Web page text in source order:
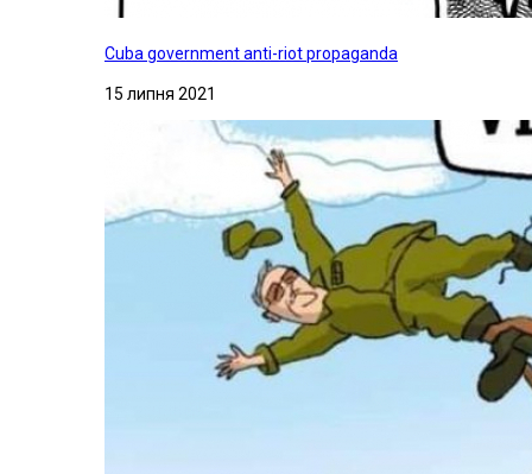
Cuba government anti-riot propaganda
15 липня 2021